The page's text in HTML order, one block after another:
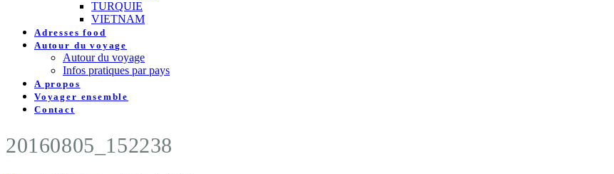
TURQUIE
VIETNAM
Adresses food
Autour du voyage
Autour du voyage
Infos pratiques par pays
A propos
Voyager ensemble
Contact
20160805_152238